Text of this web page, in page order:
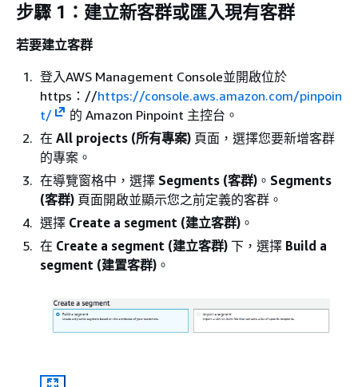
步驟 1：建立新客群或匯入現有客群
若要建立客群
登入AWS Management Console並開啟位於
https：//https://console.aws.amazon.com/pinpoin
t/
的 Amazon Pinpoint 主控台。
在 All projects (所有專案) 頁面，選擇您要新增客群
的專案。
在導覽窗格中，選擇 Segments (客群) 。 Segments
(客群) 頁面開啟並顯示您之前定義的客群。
選擇 Create a segment (建立客群) 。
在 Create a segment (建立客群) 下，選擇 Build a
segment (建置客群) 。